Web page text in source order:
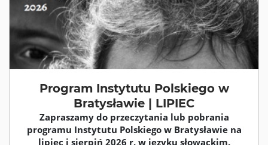
Program Instytutu Polskiego w
Bratysławie | LIPIEC
Zapraszamy do przeczytania lub pobrania
programu Instytutu Polskiego w Bratysławie na
lipiec i sierpiń 2026 r. w języku słowackim.